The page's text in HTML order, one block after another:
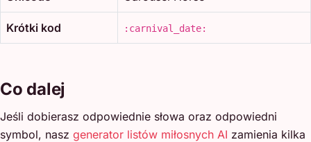
Krótki kod :carnival_date:
Co dalej
Jeśli dobierasz odpowiednie słowa oraz odpowiedni
symbol, nasz generator listów miłosnych AI zamienia kilka